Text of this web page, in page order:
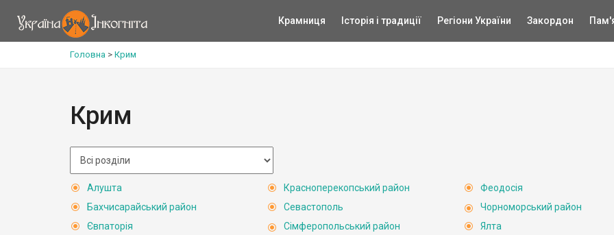
Крамниця Історія і традиції Регіони України Закордон
Головна > Крим
Крим
Алушта
Бахчисарайський район
Євпаторія
Красноперекопський район
Севастополь
Сімферопольський район
Феодосія
Чорноморський район
Ялта